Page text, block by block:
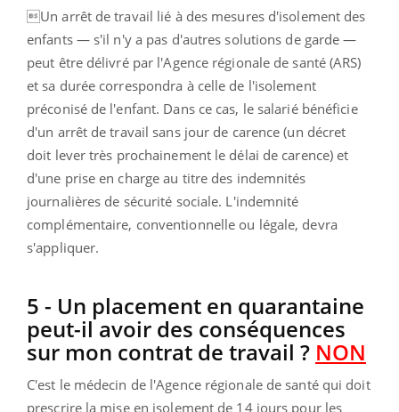
Un arrêt de travail lié à des mesures d'isolement des
enfants — s'il n'y a pas d'autres solutions de garde —
peut être délivré par l'Agence régionale de santé (ARS)
et sa durée correspondra à celle de l'isolement
préconisé de l'enfant. Dans ce cas, le salarié bénéficie
d'un arrêt de travail sans jour de carence (un décret
doit lever très prochainement le délai de carence) et
d'une prise en charge au titre des indemnités
journalières de sécurité sociale. L'indemnité
complémentaire, conventionnelle ou légale, devra
s'appliquer.
5 - Un placement en quarantaine
peut-il avoir des conséquences
sur mon contrat de travail ? NON
C'est le médecin de l'Agence régionale de santé qui doit
prescrire la mise en isolement de 14 jours pour les